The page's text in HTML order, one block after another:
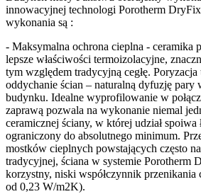
innowacyjnej technologi Porotherm
wykonania są :
- Maksymalna ochrona cieplna - ceramika
lepsze właściwości termoizolacyjne,
tym względem tradycyjną cegłę.
oddychanie ścian – naturalną dyfuzję pary
budynku. Idealne wyprofilowanie w
zaprawą pozwala na wykonanie niemal
ceramicznej ściany, w której udział spoiwa
ograniczony do absolutnego minimum.
mostków cieplnych powstających często
tradycyjnej, ściana w systemie Porotherm
korzystny, niski współczynnik przenikania
od 0,23 W/m2K).